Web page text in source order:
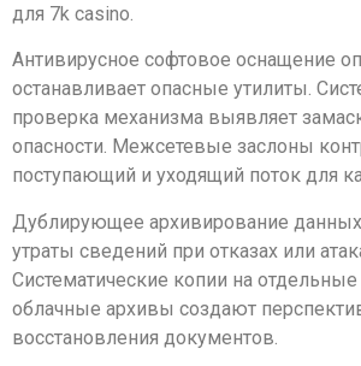
для 7k casino.
Антивирусное софтовое оснащение
останавливает опасные утилиты.
проверка механизма выявляет
опасности. Межсетевые заслоны
поступающий и уходящий поток для
Дублирующее архивирование данных
утраты сведений при отказах или
Систематические копии на отдельные
облачные архивы создают
восстановления документов.